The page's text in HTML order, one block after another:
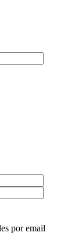
por email